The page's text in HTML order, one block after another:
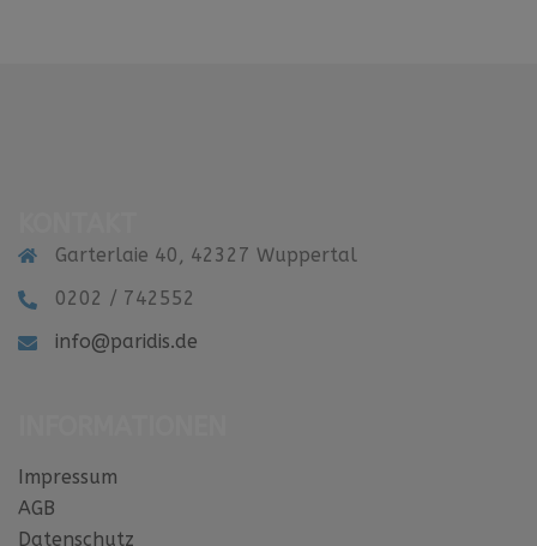
Garterlaie 40, 42327 Wuppertal
0202 / 742552
info@paridis.de
Impressum
AGB
Datenschutz